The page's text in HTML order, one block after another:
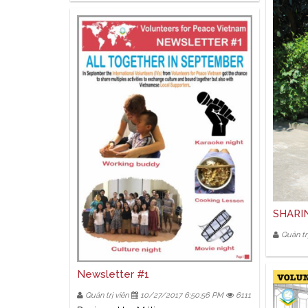
Newsletter #1
Quản trị viên 10/27/2017 6:50:56 PM 6111
Quản